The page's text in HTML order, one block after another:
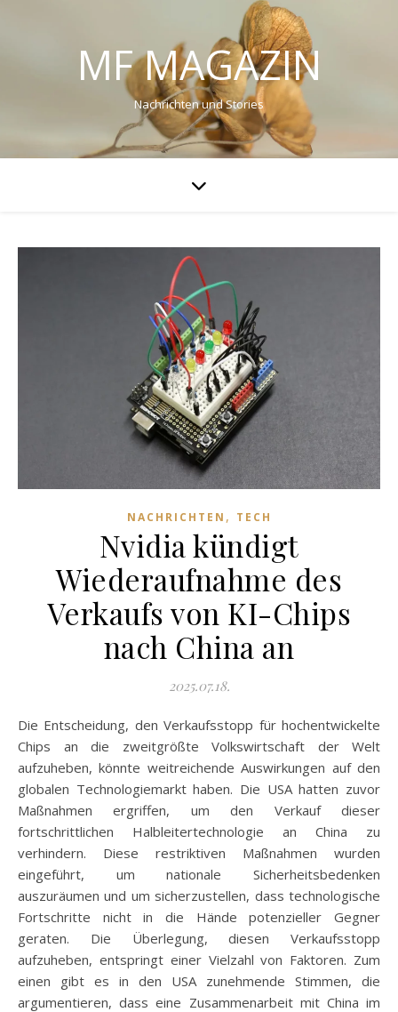
MF MAGAZIN
Nachrichten und Stories
NACHRICHTEN , TECH
Nvidia kündigt
Wiederaufnahme des
Verkaufs von KI-Chips
nach China an
2025.07.18.
Die Entscheidung, den Verkaufsstopp für hochentwickelte
Chips an die zweitgrößte Volkswirtschaft der Welt
aufzuheben, könnte weitreichende Auswirkungen auf den
globalen Technologiemarkt haben. Die USA hatten zuvor
Maßnahmen ergriffen, um den Verkauf dieser
fortschrittlichen Halbleitertechnologie an China zu
verhindern. Diese restriktiven Maßnahmen wurden
eingeführt, um nationale Sicherheitsbedenken
auszuräumen und um sicherzustellen, dass technologische
Fortschritte nicht in die Hände potenzieller Gegner
geraten. Die Überlegung, diesen Verkaufsstopp
aufzuheben, entspringt einer Vielzahl von Faktoren. Zum
einen gibt es in den USA zunehmende Stimmen, die
argumentieren, dass eine Zusammenarbeit mit China im